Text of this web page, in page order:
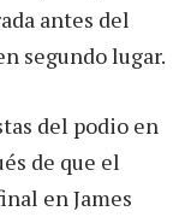
antes del
segundo lugar.
del podio en
de que el
en James